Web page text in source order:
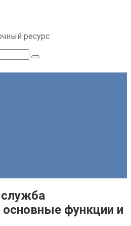
ресурс
основные функции и